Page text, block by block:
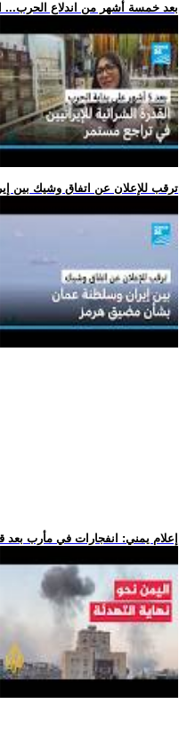
.. بعد خمسة أشهر من اندلاع الحرب...
.. ترقب للإعلان عن اتفاق وشيك بين
.. إعلام يمني: انفجارات في مأرب